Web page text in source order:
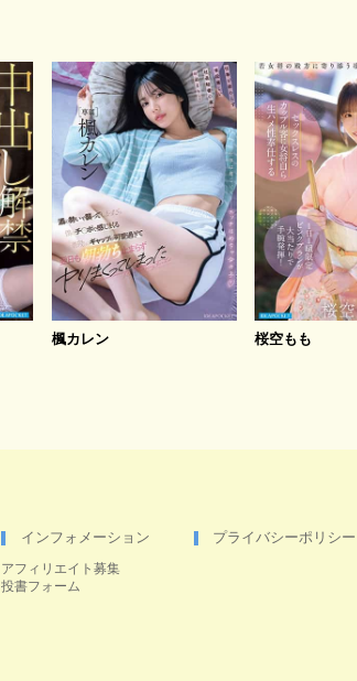
楓カレン 桜空もも
インフォメーション
アフィリエイト募集
投書フォーム
プライバシーポリシー